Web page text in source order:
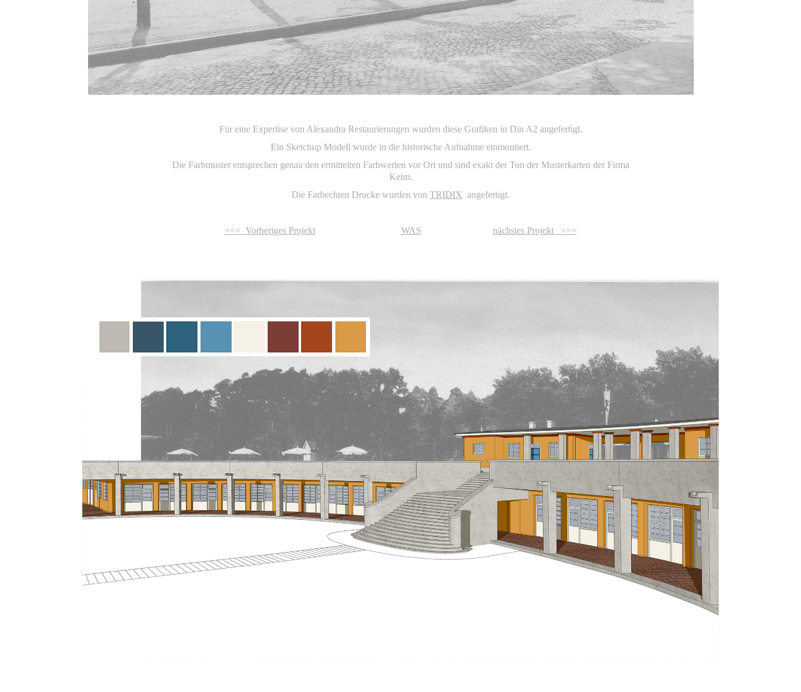
Für eine Expertise von Alexandra Restaurierungen wurden diese Grafiken in Din A2 angefertigt.
Ein Sketchup Modell wurde in die historische Aufnahme einmontiert.
Die Farbmuster entsprechen genau den ermittelten Farbwerten vor Ort und sind exakt der Ton der Musterkarten der Firma
Keim.
Die Farbechten Drucke wurden von TRIDIX angefertigt.
<<< Vorheriges Projekt WAS nächstes Projekt >>>